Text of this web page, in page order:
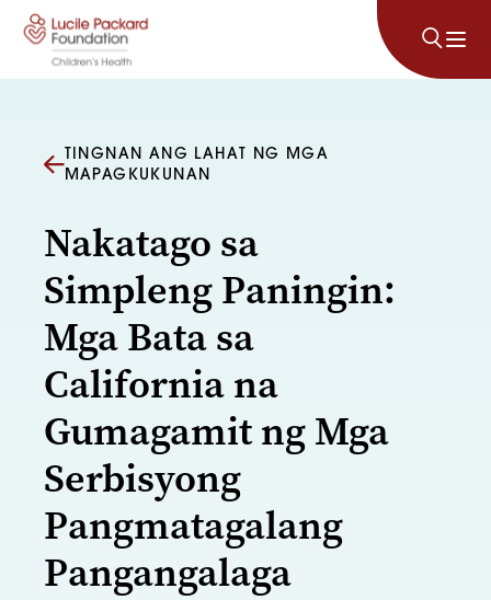
Lumaktaw sa nilalaman
TINGNAN ANG LAHAT NG MGA
MAPAGKUKUNAN
Nakatago sa
Simpleng Paningin:
Mga Bata sa
California na
Gumagamit ng Mga
Serbisyong
Pangmatagalang
Pangangalaga